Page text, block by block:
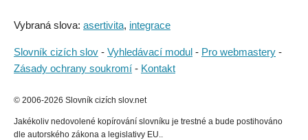
Vybraná slova: asertivita, integrace
Slovník cizích slov - Vyhledávací modul - Pro webmastery -
Zásady ochrany soukromí - Kontakt
© 2006-2026 Slovník cizích slov.net
Jakékoliv nedovolené kopírování slovníku je trestné a bude postihováno
dle autorského zákona a legislativy EU..